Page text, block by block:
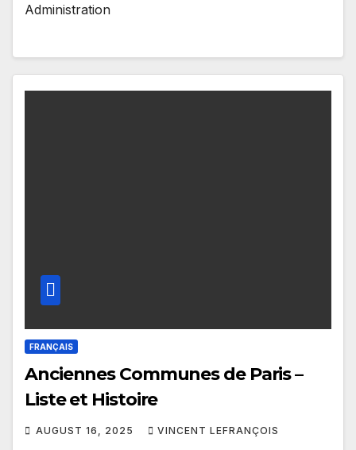
Administration
FRANÇAIS
Anciennes Communes de Paris –
Liste et Histoire
AUGUST 16, 2025 VINCENT LEFRANÇOIS